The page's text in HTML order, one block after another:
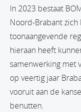
In 2023 bestaat
Noord-Brabant
toonaangevende
hieraan heeft
samenwerking met
op veertig jaar
vooruit aan de
benutten.